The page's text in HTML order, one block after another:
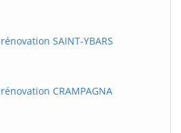
SAINT-YBARS
CRAMPAGNA